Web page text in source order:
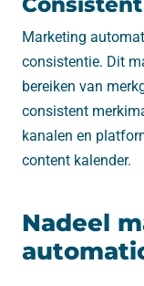
Marketing
consistentie. Dit
bereiken van
consistent
kanalen en
content kalender.
Nadeel